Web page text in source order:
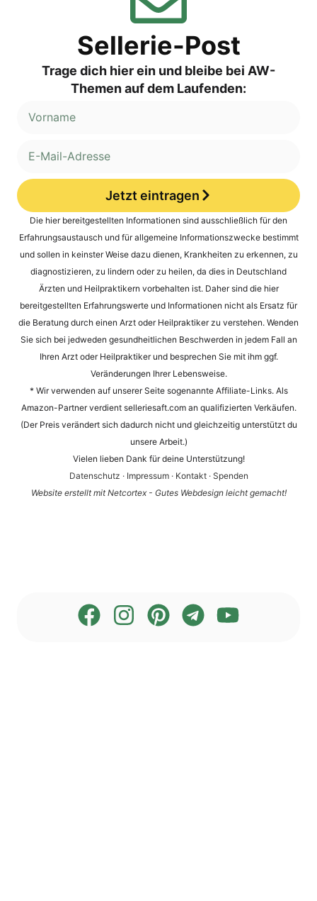
Sellerie-Post
Trage dich hier ein und bleibe bei AW-
Themen auf dem Laufenden:
Jetzt eintragen
Alternative:
Die hier bereitgestellten Informationen sind ausschließlich für den
Erfahrungsaustausch und für allgemeine Informationszwecke bestimmt
und sollen in keinster Weise dazu dienen, Krankheiten zu erkennen, zu
diagnostizieren, zu lindern oder zu heilen, da dies in Deutschland
Ärzten und Heilpraktikern vorbehalten ist. Daher sind die hier
bereitgestellten Erfahrungswerte und Informationen nicht als Ersatz für
die Beratung durch einen Arzt oder Heilpraktiker zu verstehen. Wenden
Sie sich bei jedweden gesundheitlichen Beschwerden in jedem Fall an
Ihren Arzt oder Heilpraktiker und besprechen Sie mit ihm ggf.
Veränderungen Ihrer Lebensweise.
* Wir verwenden auf unserer Seite sogenannte Affiliate-Links. Als
Amazon-Partner verdient selleriesaft.com an qualifizierten Verkäufen.
(Der Preis verändert sich dadurch nicht und gleichzeitig unterstützt du
unsere Arbeit.)
Vielen lieben Dank für deine Unterstützung!
Datenschutz · Impressum· Kontakt· Spenden
Website erstellt mit Netcortex - Gutes Webdesign leicht gemacht!